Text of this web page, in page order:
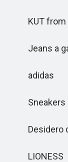
KUT from
Jeans a
adidas
Sneakers
Desidero
LIONESS